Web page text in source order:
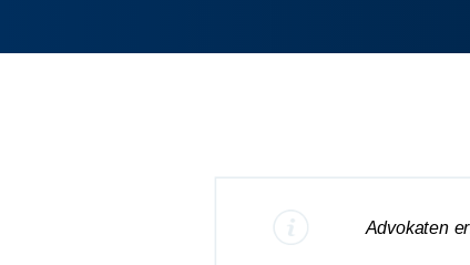
Advokaten